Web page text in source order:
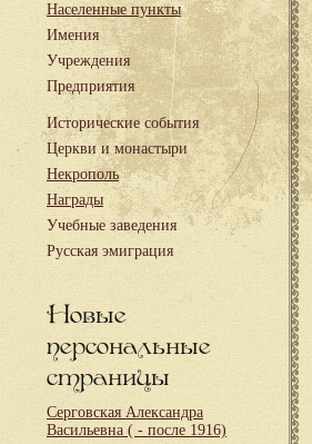
Населенные пункты
Имения
Учреждения
Предприятия
Исторические события
Церкви и монастыри
Некрополь
Награды
Учебные заведения
Русская эмиграция
Новые
персональные
страницы
Серговская Александра
Васильевна ( - после 1916)